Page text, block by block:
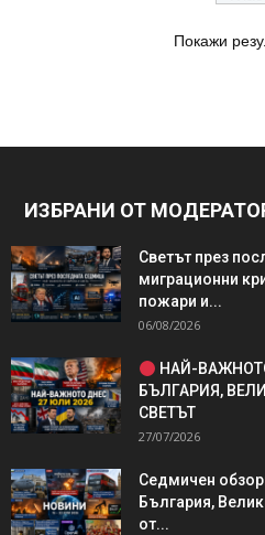
Покажи
ИЗБРАНИ ОТ
Светът през
миграционни
пожари и...
06/08/2026
НАЙ-
БЪЛГАРИЯ,
СВЕТЪТ
27/07/2026
Седмичен
България,
от...